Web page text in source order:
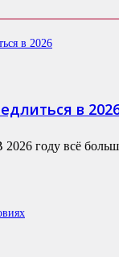
в
году всё